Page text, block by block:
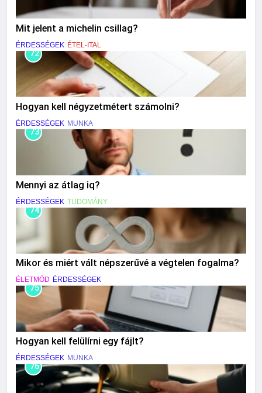
Mit jelent a michelin csillag?
ÉRDESSÉGEK ÉTEL-ITAL
72
Hogyan kell négyzetmétert számolni?
ÉRDESSÉGEK MUNKA
73
Mennyi az átlag iq?
ÉRDESSÉGEK TUDOMÁNY
74
Mikor és miért vált népszerűvé a végtelen fogalma?
ÉLETMÓD ÉRDESSÉGEK
75
Hogyan kell felülírni egy fájlt?
ÉRDESSÉGEK MUNKA
76